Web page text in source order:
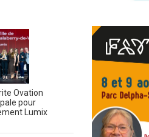
Ovation
pour
Lumix